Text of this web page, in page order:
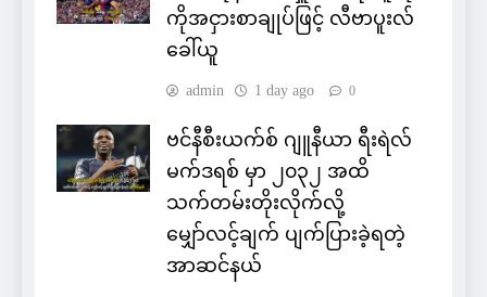
ကိုအငှားစာချုပ်ဖြင့် လီဗာပူးလ်
ခေါ်ယူ
admin 1 day ago 0
ဗင်နီစီးယက်စ် ဂျူနီယာ ရီးရဲလ်
မက်ဒရစ် မှာ ၂၀၃၂ အထိ
သက်တမ်းတိုးလိုက်လို့
မျှော်လင့်ချက် ပျက်ပြားခဲ့ရတဲ့
အာဆင်နယ်